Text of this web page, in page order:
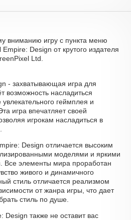
вниманию игру с пункта меню
Design от крутого издателя
Ltd.
- захватывающая игра для
возможность насладиться
геймплея и
игра впечатляет своей
игрокам насладиться в
Design отличается высоким
моделями и яркими
Все элементы мира проработан
живого и динамичного
стиль отличается реализмом
от жанра игры, что дает
стиль по душе.
Design также не оставит вас